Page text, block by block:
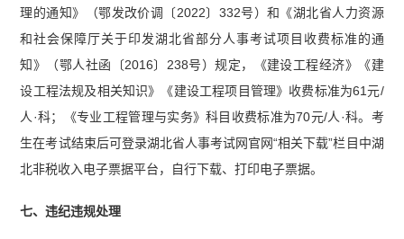
理的通知》（鄂发改价调〔2022〕332号）和《湖北省人力资源
和社会保障厅关于印发湖北省部分人事考试项目收费标准的通
知》（鄂人社函〔2016〕238号）规定，《建设工程经济》《建
设工程法规及相关知识》《建设工程项目管理》收费标准为61元/
人·科；《专业工程管理与实务》科目收费标准为70元/人·科。考
生在考试结束后可登录湖北省人事考试网官网“相关下载”栏目中湖
北非税收入电子票据平台，自行下载、打印电子票据。
七、违纪违规处理